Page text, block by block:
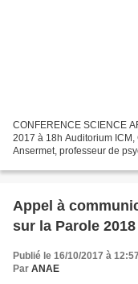
CONFERENCE SCIENCE
2017 à 18h Auditorium
Ansermet, professeur de
Appel à
sur la Parole
Publié le 16/10/2017 à 12:57
Par ANAE